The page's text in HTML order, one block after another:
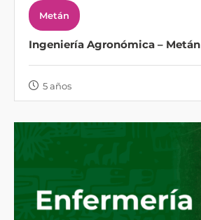
Metán
Ingeniería Agronómica – Metán
5 años